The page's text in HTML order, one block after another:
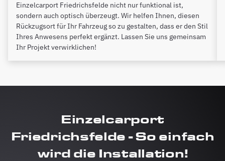
Einzelcarport Friedrichsfelde nicht nur funktional ist,
sondern auch optisch überzeugt. Wir helfen Ihnen, diesen
Rückzugsort für Ihr Fahrzeug so zu gestalten, dass er den Stil
Ihres Anwesens perfekt ergänzt. Lassen Sie uns gemeinsam
Ihr Projekt verwirklichen!
Einzelcarport
Friedrichsfelde - So einfach
wird die Installation!